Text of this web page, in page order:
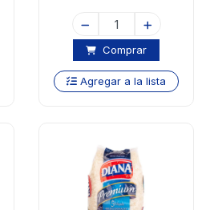
Comprar
Agregar a la lista